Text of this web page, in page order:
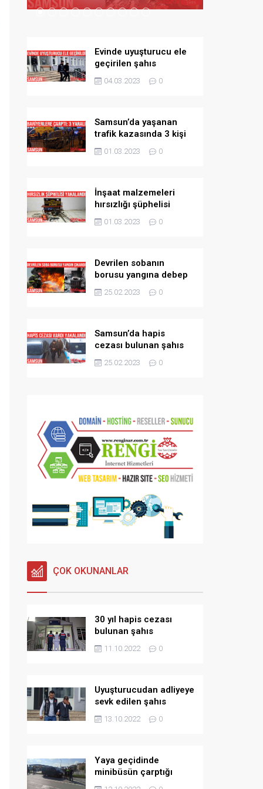
Evinde uyuşturucu ele
geçirilen şahıs
tutuklandı
04.03.2023 0
Samsun’da yaşanan
trafik kazasında 3 kişi
yaralandı
01.03.2023 0
İnşaat malzemeleri
hırsızlığı şüphelisi
yakalandı
01.03.2023 0
Devrilen sobanın
borusu yangına debep
oldu
25.02.2023 0
Samsun’da hapis
cezası bulunan şahıs
tutuklandı
25.02.2023 0
ÇOK OKUNANLAR
30 yıl hapis cezası
bulunan şahıs
tutuklandı
11.10.2022 0
Uyuşturucudan adliyeye
sevk edilen şahıs
tutuklandı
13.10.2022 0
Yaya geçidinde
minibüsün çarptığı
bisikletli ağır yaralandı